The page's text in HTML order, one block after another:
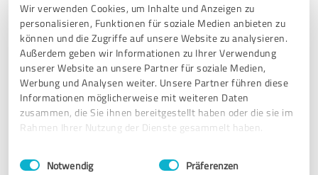
Wir verwenden Cookies, um Inhalte und Anzeigen zu
personalisieren, Funktionen für soziale Medien anbieten zu
können und die Zugriffe auf unsere Website zu analysieren.
Außerdem geben wir Informationen zu Ihrer Verwendung
unserer Website an unsere Partner für soziale Medien,
Werbung und Analysen weiter. Unsere Partner führen diese
Informationen möglicherweise mit weiteren Daten
zusammen, die Sie ihnen bereitgestellt haben oder die sie im
Rahmen Ihrer Nutzung der Dienste gesammelt haben.
Impressum Datenschutzbestimmungen
Einwilligungsauswahl
Notwendig Präferenzen
Tolle und witzige Veranstaltungskonzepte mit Teambuilding
Charakter. Wir kommen jedes Jahr mit unseren Azubis zu
younited.
Erfahrungsbericht & Bewertung zu:
younited.de